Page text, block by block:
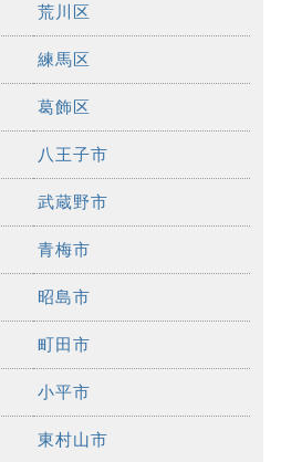
荒川区
練馬区
葛飾区
八王子市
武蔵野市
青梅市
昭島市
町田市
小平市
東村山市